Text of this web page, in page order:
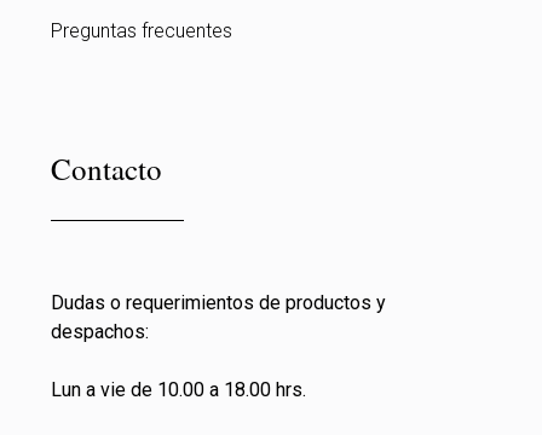
Preguntas frecuentes
Contacto
Dudas o requerimientos de productos y
despachos:
Lun a vie de 10.00 a 18.00 hrs.